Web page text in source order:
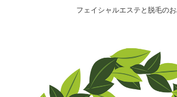
フェイシャルエステと脱毛の